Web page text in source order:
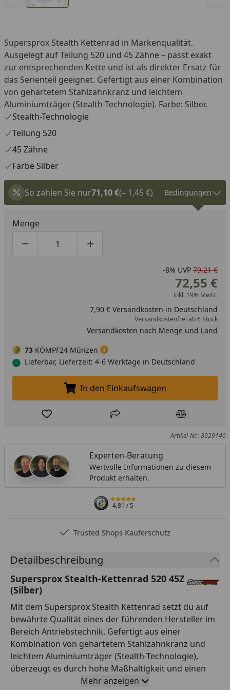
Supersprox Stealth Kettenrad in Markenqualität.
Ausgelegt auf Teilung 520 und 45 Zähne – passt exakt
zur entsprechenden Kette und ist als direkter Ersatz für
das Serienteil geeignet. Gefertigt aus einer Kombination
von gehärtetem Stahlzahnkranz und leichtem
Aluminiumträger (Stealth-Technologie). Farbe: Silber.
Stealth-Technologie
Teilung 520
45 Zähne
Farbe Silber
So zahlen Sie nur71,10 €(– 1,45 €) Bedingungen
Menge
Produktmenge um eins verringern
Produktmenge manuell eingeben
Produktmenge um eins erhöhen
-8% UVP 79,21 €
72,55 €
inkl. 19% MwSt.
7,90 € Versandkosten in Deutschland
Versandkostenfrei ab 6 Stück
Versandkosten nach Menge und Land
73 KÖMPF24 Münzen
Lieferbar, Lieferzeit: 4-6 Werktage in Deutschland
In den Einkaufswagen legen
In den Einkaufswagen
Produkt zur Wunschliste hinzufügen
Teilen Produkt
Artikel-Nr.: 8029140
Experten-Beratung
Wertvolle Informationen zu diesem
Produkt erhalten.
4,81/ 5
Trusted Shops Käuferschutz
Detailbeschreibung
Supersprox Stealth-Kettenrad 520 45Z
(Silber)
Mit dem Supersprox Stealth Kettenrad setzt du auf
bewährte Qualität eines der führenden Hersteller im
Bereich Antriebstechnik. Gefertigt aus einer
Kombination von gehärtetem Stahlzahnkranz und
leichtem Aluminiumträger (Stealth-Technologie),
überzeugt es durch hohe Maßhaltigkeit und einen
ruhigen Lauf. Die Verzahnung ist auf Teilung 520 und
Mehr anzeigen